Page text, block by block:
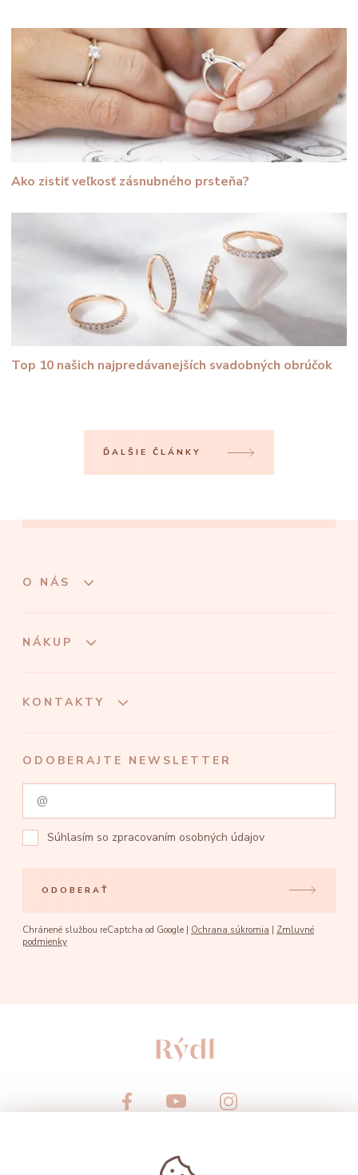
Ako zistiť veľkosť zásnubného prsteňa?
Top 10 našich najpredávanejších svadobných obrúčok
ĎALŠIE ČLÁNKY
O NÁS
NÁKUP
KONTAKTY
ODOBERAJTE NEWSLETTER
Súhlasím so zpracovaním osobných údajov
ODOBERAŤ
Chránené službou reCaptcha od Google | Ochrana súkromia | Zmluvné
podmienky